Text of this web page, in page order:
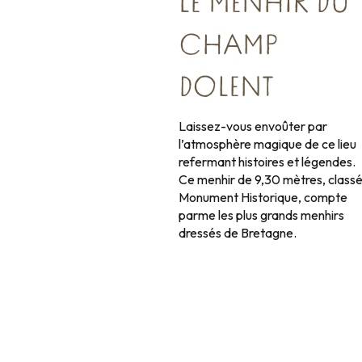
CHAMP
DOLENT
Laissez-vous envoûter par
l’atmosphère magique de ce lieu
refermant histoires et légendes.
Ce menhir de 9,30 mètres, classé
Monument Historique, compte
parme les plus grands menhirs
dressés de Bretagne.